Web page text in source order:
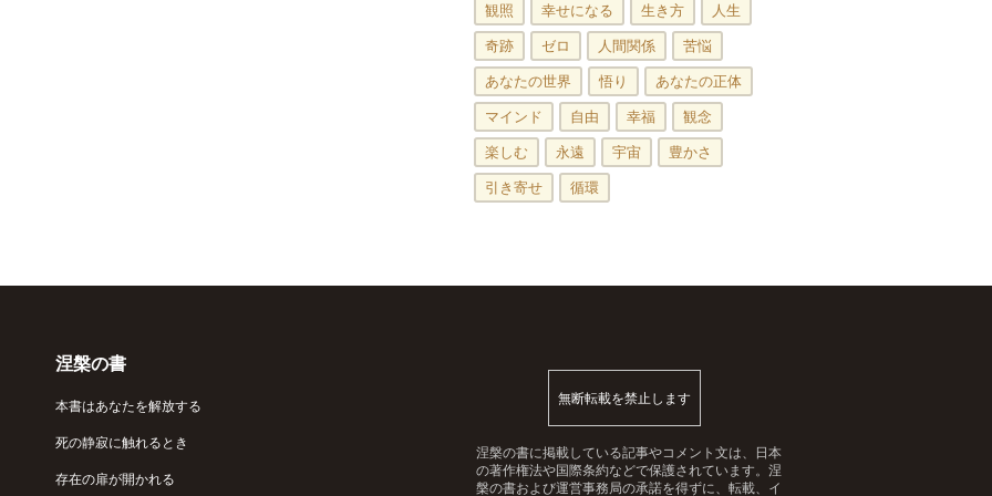
観照 幸せになる 生き方
人生
奇跡
ゼロ 人間関係
苦悩
あなたの世界
悟り
あなたの正体
マインド
自由 幸福
観念
楽しむ
永遠 宇宙
豊かさ
引き寄せ
循環
涅槃の書
本書はあなたを解放する
死の静寂に触れるとき
存在の扉が開かれる
無断転載を禁止します
涅槃の書に掲載している記事やコメント文は、日本
の著作権法や国際条約などで保護されています。涅
槃の書および運営事務局の承諾を得ずに、転載、イ